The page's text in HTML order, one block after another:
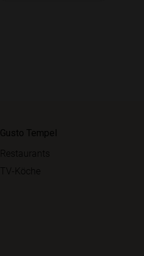
Gusto Tempel
Restaurants
TV-Köche